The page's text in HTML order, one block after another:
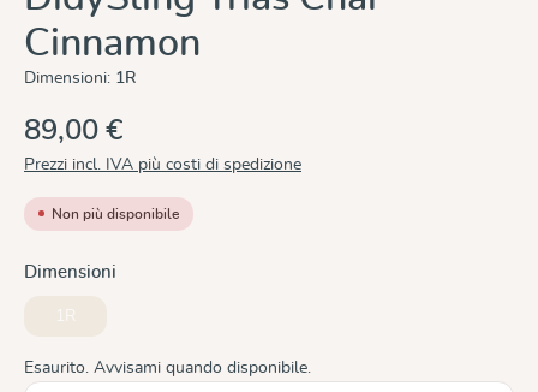
Cinnamon
Dimensioni: 1R
89,00 €
Prezzi incl. IVA più costi di spedizione
Non più disponibile
Seleziona
Dimensioni
1R
Esaurito. Avvisami quando disponibile.